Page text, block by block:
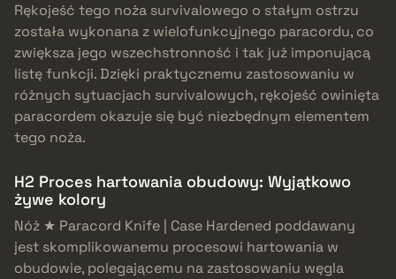
Rękojeść tego noża survivalowego o stałym ostrzu
została wykonana z wielofunkcyjnego paracordu, co
zwiększa jego wszechstronność i tak już imponującą
listę funkcji. Dzięki praktycznemu zastosowaniu w
różnych sytuacjach survivalowych, rękojeść owinięta
paracordem okazuje się być niezbędnym elementem
tego noża.
H2 Proces hartowania obudowy: Wyjątkowo
żywe kolory
Nóż ★ Paracord Knife | Case Hardened poddawany
jest skomplikowanemu procesowi hartowania w
obudowie, polegającemu na zastosowaniu węgla